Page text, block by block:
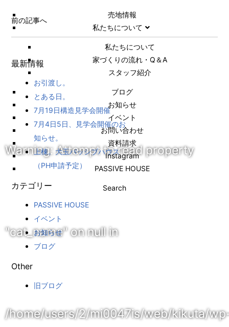
売地情報
私たちについて
私たちについて
家づくりの流れ・Q＆A
スタッフ紹介
ブログ
お知らせ
イベント
お問い合わせ
資料請求
Instagram
PASSIVE HOUSE
Search
Warning: Attempt to read property
"cat_name" on null in
/home/users/2/mi0047is/web/kikuta/
前の記事へ
最新情報
お引渡し。
とある日。
7月19日構造見学会開催
7月4日5日、見学会開催のお
知らせ。
上棟。大玉パッシブハウス
（PH申請予定）
カテゴリー
PASSIVE HOUSE
イベント
お知らせ
ブログ
Other
旧ブログ